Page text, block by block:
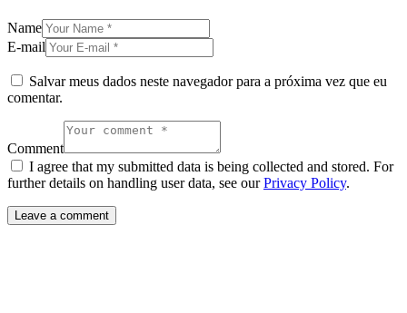
Name
E-mail
Salvar meus dados neste navegador para a próxima vez que eu
comentar.
Comment
I agree that my submitted data is being collected and stored. For
further details on handling user data, see ourPrivacy Policy.